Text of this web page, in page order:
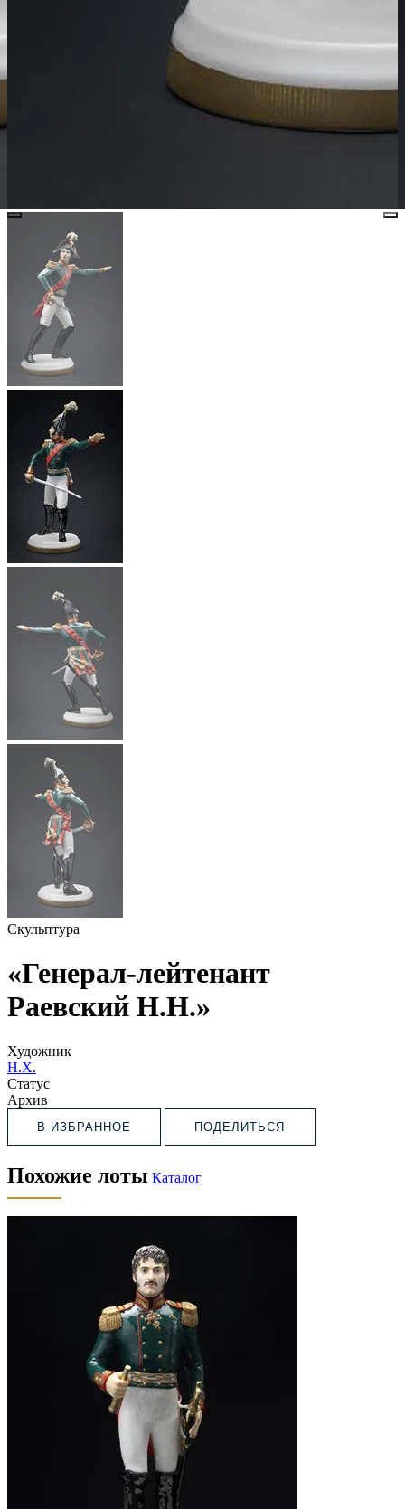
Скульптура
«Генерал-лейтенант
Раевский Н.Н.»
Художник
Н.Х.
Статус
Архив
В ИЗБРАННОЕ ПОДЕЛИТЬСЯ
Похожие лоты Каталог